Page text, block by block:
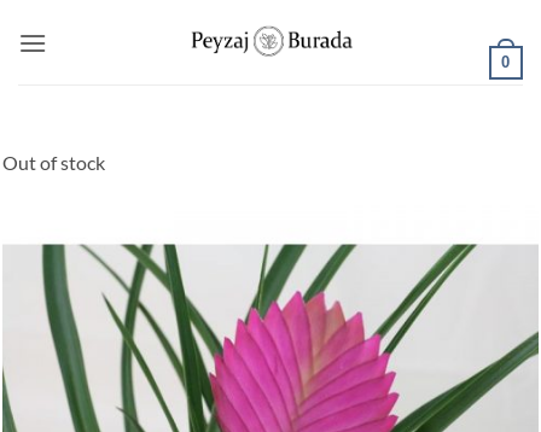
0
Out of stock